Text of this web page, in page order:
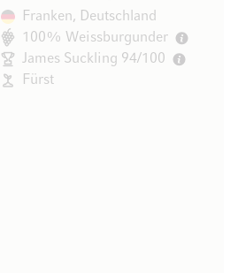
Franken, Deutschland
100% Weissburgunder
James Suckling 94/100
Fürst